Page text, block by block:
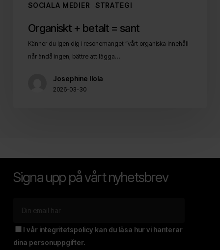
SOCIALA MEDIER STRATEGI
Organiskt + betalt = sant
Känner du igen dig i resonemanget ”vårt organiska innehåll
når ändå ingen, bättre att lägga…
Josephine Ilola
2026-03-30
Signa upp på vårt nyhetsbrev
I vår integritetspolicy kan du läsa hur vi hanterar
dina personuppgifter.